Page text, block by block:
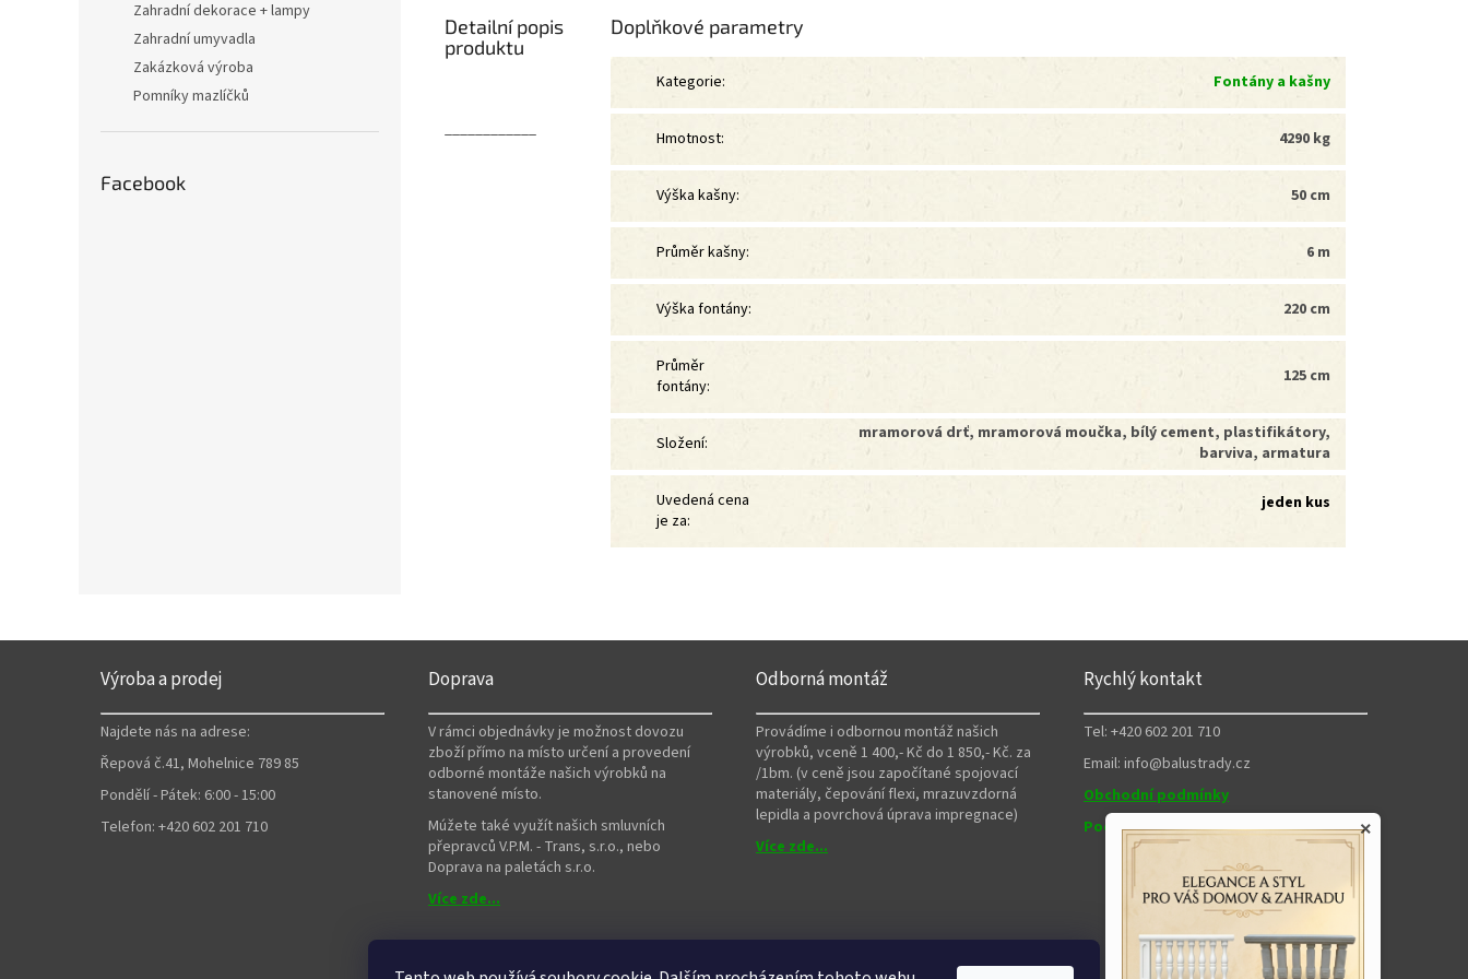
Zahradní dekorace + lampy
Zahradní umyvadla
Zakázková výroba
Pomníky mazlíčků
Facebook
Detailní popis
produktu
____________
Doplňkové parametry
Kategorie: Fontány a kašny
Hmotnost: 4290 kg
Výška kašny: 50 cm
Průměr kašny: 6 m
Výška fontány: 220 cm
Průměr
fontány: 125 cm
Složení:
mramorová drť, mramorová moučka, bílý cement, plastifikátory,
barviva, armatura
Uvedená cena
je za:
jeden kus
Výroba a prodej
Najdete nás na adrese:
Řepová č.41, Mohelnice 789 85
Pondělí - Pátek: 6:00 - 15:00
Telefon: +420 602 201 710
Doprava
V rámci objednávky je možnost dovozu
zboží přímo na místo určení a provedení
odborné montáže našich výrobků na
stanovené místo.
Múžete také využít našich smluvních
přepravců V.P.M. - Trans, s.r.o., nebo
Doprava na paletách s.r.o.
Více zde...
Odborná montáž
Provádíme i odbornou montáž našich
výrobků, vceně 1 400,- Kč do 1 850,- Kč. za
/1bm. (v ceně jsou započítané spojovací
materiály, čepování flexi, mrazuvzdorná
lepidla a povrchová úprava impregnace)
Více zde...
Rychlý kontakt
Tel: +420 602 201 710
Email: info@balustrady.cz
Obchodní podmínky
Podmínky ochrany osobních údajů
×